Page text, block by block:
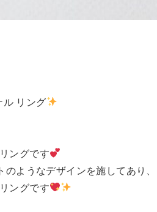
リング
ングです
ようなデザインを施してあり、
ングです